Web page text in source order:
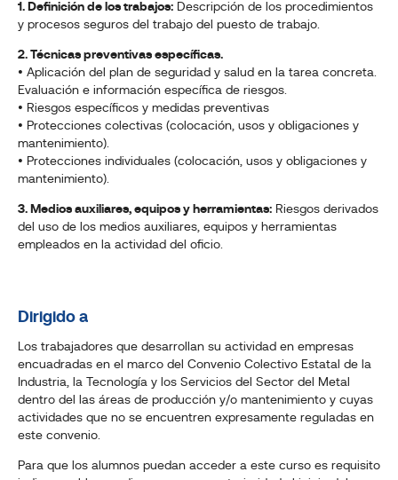
1. Definición de los trabajos: Descripción de los procedimientos
y procesos seguros del trabajo del puesto de trabajo.
2. Técnicas preventivas específicas.
• Aplicación del plan de seguridad y salud en la tarea concreta.
Evaluación e información específica de riesgos.
• Riesgos específicos y medidas preventivas
• Protecciones colectivas (colocación, usos y obligaciones y
mantenimiento).
• Protecciones individuales (colocación, usos y obligaciones y
mantenimiento).
3. Medios auxiliares, equipos y herramientas: Riesgos derivados
del uso de los medios auxiliares, equipos y herramientas
empleados en la actividad del oficio.
Dirigido a
Los trabajadores que desarrollan su actividad en empresas
encuadradas en el marco del Convenio Colectivo Estatal de la
Industria, la Tecnología y los Servicios del Sector del Metal
dentro del las áreas de producción y/o mantenimiento y cuyas
actividades que no se encuentren expresamente reguladas en
este convenio.
Para que los alumnos puedan acceder a este curso es requisito